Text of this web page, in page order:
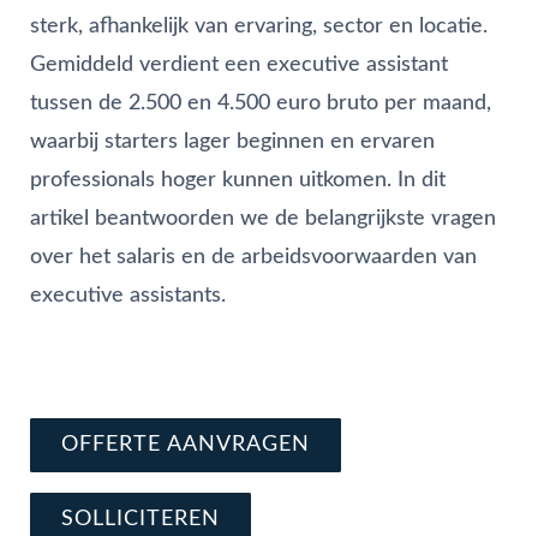
sterk, afhankelijk van ervaring, sector en locatie.
Gemiddeld verdient een executive assistant
tussen de 2.500 en 4.500 euro bruto per maand,
waarbij starters lager beginnen en ervaren
professionals hoger kunnen uitkomen. In dit
artikel beantwoorden we de belangrijkste vragen
over het salaris en de arbeidsvoorwaarden van
executive assistants.
OFFERTE AANVRAGEN
SOLLICITEREN